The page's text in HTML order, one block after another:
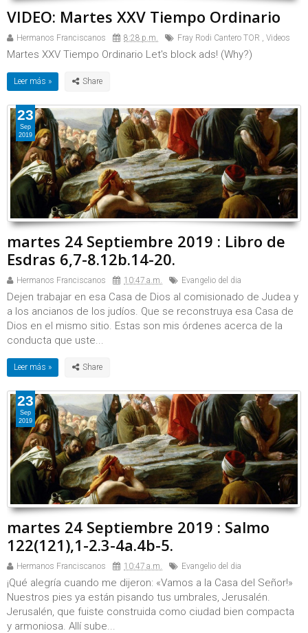
VIDEO: Martes XXV Tiempo Ordinario
Hermanos Franciscanos 8:28 p.m. Fray Rodi Cantero TOR , Videos
Martes XXV Tiempo Ordinario Let's block ads! (Why?)
Leer más »
martes 24 Septiembre 2019 : Libro de
Esdras 6,7-8.12b.14-20.
Hermanos Franciscanos 10:47 a.m. Evangelio del dia
Dejen trabajar en esa Casa de Dios al comisionado de Judea y
a los ancianos de los judíos. Que se reconstruya esa Casa de
Dios en el mismo sitio. Estas son mis órdenes acerca de la
conducta que uste...
Leer más »
23
Sep
2019
martes 24 Septiembre 2019 : Salmo
122(121),1-2.3-4a.4b-5.
Hermanos Franciscanos 10:47 a.m. Evangelio del dia
¡Qué alegría cuando me dijeron: «Vamos a la Casa del Señor!»
Nuestros pies ya están pisando tus umbrales, Jerusalén.
Jerusalén, que fuiste construida como ciudad bien compacta
y armoniosa. Allí sube...
23
Sep
2019